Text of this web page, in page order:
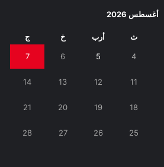
أغسطس 2026
ث أرب خ ج
4
5
6
7
11
12
13
14
18
19
20
21
25
26
27
28